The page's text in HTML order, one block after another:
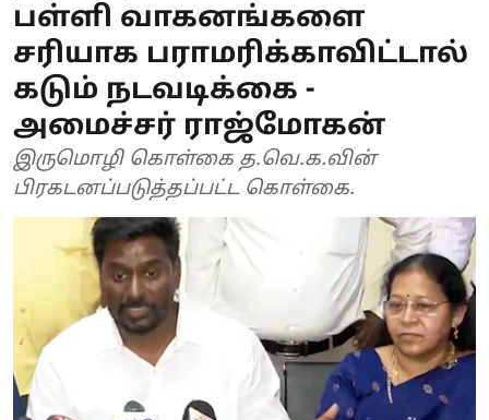
பள்ளி வாகனங்களை
சரியாக பராமரிக்காவிட்டால்
கடும் நடவடிக்கை -
அமைச்சர் ராஜ்மோகன்
இருமொழி கொள்கை த.வெ.க.வின்
பிரகடனப்படுத்தப்பட்ட கொள்கை.